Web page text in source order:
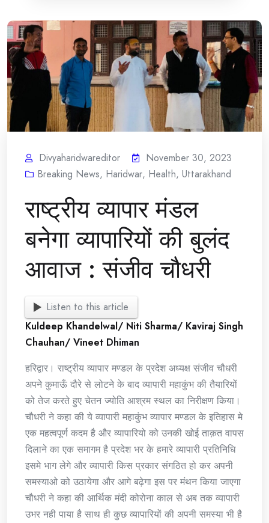
Divyaharidwareditor
November 30, 2023
Breaking News, Haridwar, Health, Uttarakhand
राष्ट्रीय व्यापार मंडल
बनेगा व्यापारियों की बुलंद
आवाज : संजीव चौधरी
Listen to this article
Kuldeep Khandelwal/ Niti Sharma/ Kaviraj Singh
Chauhan/ Vineet Dhiman
हरिद्वार। राष्ट्रीय व्यापार मण्डल के प्रदेश अध्यक्ष संजीव चौधरी
अपने कुमाऊँ दौरे से लोटने के बाद व्यापारी महाकुंभ की तैयारियों
को तेज करते हुए चेतन ज्योति आश्रम स्थल का निरीक्षण किया।
चौधरी ने कहा की ये व्यापारी महाकुंभ व्यापार मण्डल के इतिहास मे
एक महत्वपूर्ण कदम है और व्यापारियो को उनकी खोई ताक़त वापस
दिलाने का एक समागम है प्रदेश भर के हमारे व्यापारी प्रतिनिधि
इसमे भाग लेगे और व्यापारी किस प्रकार संगठित हो कर अपनी
समस्याओ को उठायेगा और आगे बढ़ेगा इस पर मंथन किया जाएगा
चौधरी ने कहा की आर्थिक मंदी कोरोना काल से अब तक व्यापारी
उभर नही पाया है साथ ही कुछ व्यापारियों की अपनी समस्या भी है